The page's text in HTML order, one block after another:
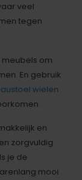
veel
tegen
om
En gebruik
wielen
en
zorgvuldig
je de
mooi